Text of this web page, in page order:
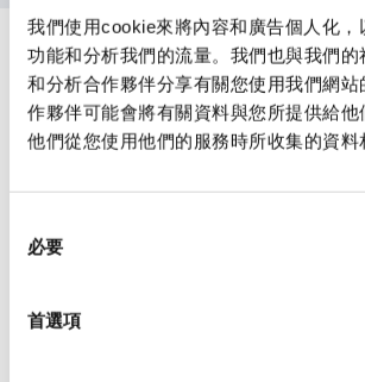
我們使用cookie來將內容和廣告個人化，
功能和分析我們的流量。我們也與我們的
和分析合作夥伴分享有關您使用我們網站
作夥伴可能會將有關資料與您所提供給他
他們從您使用他們的服務時所收集的資料
必要
首選項
規格
審美規範
環境規範
功能規格